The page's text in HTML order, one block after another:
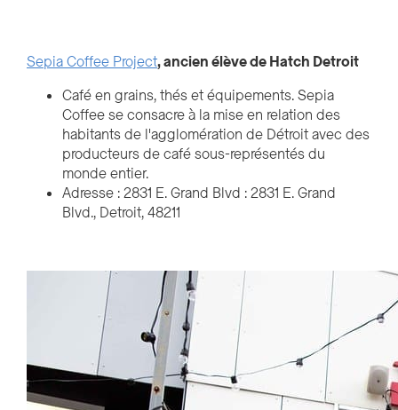
Sepia Coffee Project, ancien élève de Hatch Detroit
Café en grains, thés et équipements. Sepia
Coffee se consacre à la mise en relation des
habitants de l'agglomération de Détroit avec des
producteurs de café sous-représentés du
monde entier.
Adresse : 2831 E. Grand Blvd : 2831 E. Grand
Blvd., Detroit, 48211